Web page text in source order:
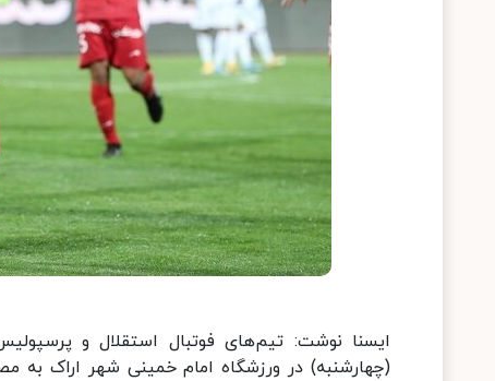
(چهارشنبه) در ورزشگاه امام خمینی شهر اراک